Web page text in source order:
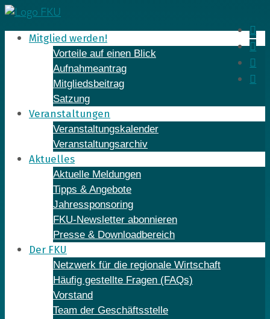
Skip
to
contentMitglied werden!
Vorteile auf einen Blick
Aufnahmeantrag
Mitgliedsbeitrag
Satzung
Veranstaltungen
Veranstaltungskalender
Veranstaltungsarchiv
Aktuelles
Aktuelle Meldungen
Tipps & Angebote
Jahressponsoring
FKU-Newsletter abonnieren
Presse & Downloadbereich
Der FKU
Netzwerk für die regionale Wirtschaft
Häufig gestellte Fragen (FAQs)
Vorstand
Team der Geschäftsstelle